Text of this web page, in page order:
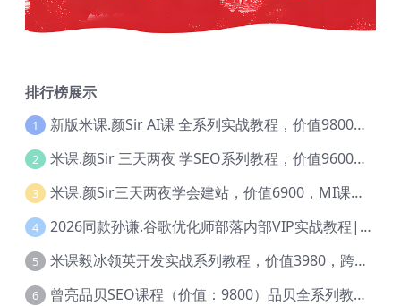
排行榜展示
1 新版米课.颜Sir AI课 全系列实战教程，价值9800，跨境首选！【Ag-0052】
2 米课.颜Sir 三天两夜 学SEO系列教程，价值9600元，跨境人都在学 【Ag-0056】
3 米课.颜Sir三天两夜学会建站，价值6900，MI课甄选课程 【Ag-0055】
4 2026同款孙谦.谷歌优化师部落内部VIP实战教程|价值4999元全网独家解码（官方报名版本）【@034】
5 米课毅冰领英开发实战系列教程，价值3980，跨境必选【Ag-0049】
6 曾亮品贝SEO课程（价值：9800）品贝全系列教程 【Ab-0022】